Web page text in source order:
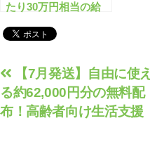
たり30万円相当の給
投
稿
ナ
【7月発送】自由に使え
る約62,000円分の無料配
布！高齢者向け生活支援